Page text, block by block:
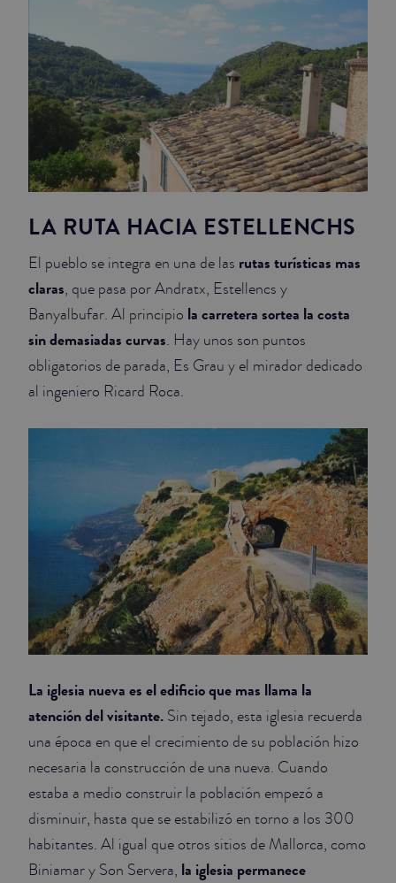
LA RUTA HACIA ESTELLENCHS
El pueblo se integra en una de las rutas turísticas mas
claras, que pasa por Andratx, Estellencs y
Banyalbufar. Al principio la carretera sortea la costa
sin demasiadas curvas. Hay unos son puntos
obligatorios de parada, Es Grau y el mirador dedicado
al ingeniero Ricard Roca.
La iglesia nueva es el edificio que mas llama la
atención del visitante. Sin tejado, esta iglesia recuerda
una época en que el crecimiento de su población hizo
necesaria la construcción de una nueva. Cuando
estaba a medio construir la población empezó a
disminuir, hasta que se estabilizó en torno a los 300
habitantes. Al igual que otros sitios de Mallorca, como
Biniamar y Son Servera, la iglesia permanece